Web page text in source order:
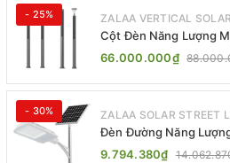
- 25% ZALAA VERTICAL SOLAR
Cột Đèn Năng Lượng
ZSR-YYDS-360 |
66.000.000₫
- 30% ZALAA SOLAR STREET
Đèn Đường Năng
Khiển MPPT ZL-GMX01
9.794.380₫